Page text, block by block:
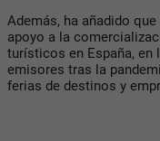
Además, ha añadido que
apoyo a la
turísticos en España, en
emisores tras la
ferias de destinos y